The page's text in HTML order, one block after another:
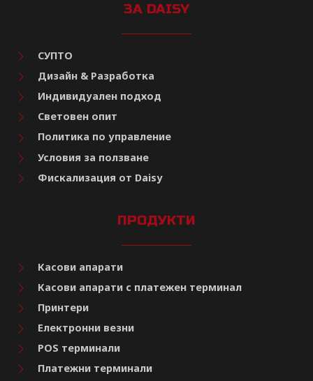
ЗА DAISY
СУПТО
Дизайн & Разработка
Индивидуален подход
Световен опит
Политика по управление
Условия за ползване
Фискализация от Daisy
ПРОДУКТИ
Касови апарати
Касови апарати с платежен терминал
Принтери
Електронни везни
POS терминали
Платежни терминали